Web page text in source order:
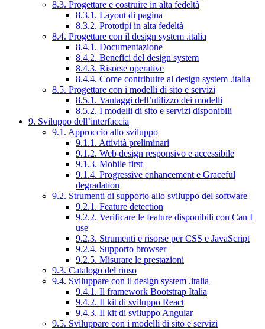
8.3. Progettare e costruire in alta fedeltà
8.3.1. Layout di pagina
8.3.2. Prototipi in alta fedeltà
8.4. Progettare con il design system .italia
8.4.1. Documentazione
8.4.2. Benefici del design system
8.4.3. Risorse operative
8.4.4. Come contribuire al design system .italia
8.5. Progettare con i modelli di sito e servizi
8.5.1. Vantaggi dell’utilizzo dei modelli
8.5.2. I modelli di sito e servizi disponibili
9. Sviluppo dell’interfaccia
9.1. Approccio allo sviluppo
9.1.1. Attività preliminari
9.1.2. Web design responsivo e accessibile
9.1.3. Mobile first
9.1.4. Progressive enhancement e Graceful
degradation
9.2. Strumenti di supporto allo sviluppo del software
9.2.1. Feature detection
9.2.2. Verificare le feature disponibili con Can I
use
9.2.3. Strumenti e risorse per CSS e JavaScript
9.2.4. Supporto browser
9.2.5. Misurare le prestazioni
9.3. Catalogo del riuso
9.4. Sviluppare con il design system .italia
9.4.1. Il framework Bootstrap Italia
9.4.2. Il kit di sviluppo React
9.4.3. Il kit di sviluppo Angular
9.5. Sviluppare con i modelli di sito e servizi